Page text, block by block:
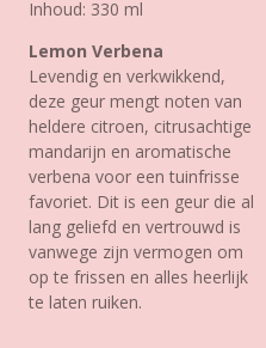
Inhoud: 330 ml
Lemon Verbena
Levendig en verkwikkend,
deze geur mengt noten van
heldere citroen, citrusachtige
mandarijn en aromatische
verbena voor een tuinfrisse
favoriet. Dit is een geur die al
lang geliefd en vertrouwd is
vanwege zijn vermogen om
op te frissen en alles heerlijk
te laten ruiken.